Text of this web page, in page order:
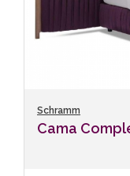
Schramm
Cama